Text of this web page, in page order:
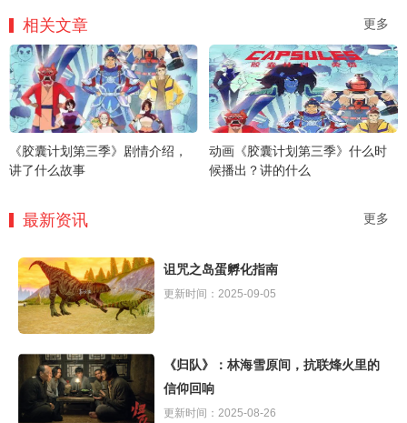
相关文章 更多
《胶囊计划第三季》剧情介绍，
讲了什么故事
动画《胶囊计划第三季》什么时
候播出？讲的什么
最新资讯 更多
诅咒之岛蛋孵化指南
更新时间：2025-09-05
《归队》：林海雪原间，抗联烽火里的
信仰回响
更新时间：2025-08-26